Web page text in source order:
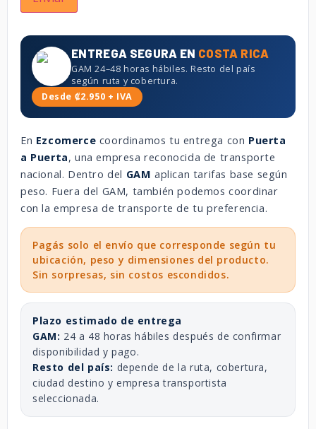
ENTREGA SEGURA EN COSTA RICA
GAM 24–48 horas hábiles. Resto del país
según ruta y cobertura.
Desde ₡2.950 + IVA
En Ezcomerce coordinamos tu entrega con Puerta
a Puerta, una empresa reconocida de transporte
nacional. Dentro del GAM aplican tarifas base según
peso. Fuera del GAM, también podemos coordinar
con la empresa de transporte de tu preferencia.
Pagás solo el envío que corresponde según tu
ubicación, peso y dimensiones del producto.
Sin sorpresas, sin costos escondidos.
Plazo estimado de entrega
GAM: 24 a 48 horas hábiles después de confirmar
disponibilidad y pago.
Resto del país: depende de la ruta, cobertura,
ciudad destino y empresa transportista
seleccionada.